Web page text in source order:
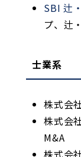
SBI 辻
プ、辻
士業系
株式会
株式会
M&A